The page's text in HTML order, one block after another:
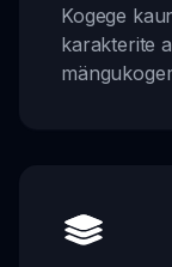
Kogege
karakterite